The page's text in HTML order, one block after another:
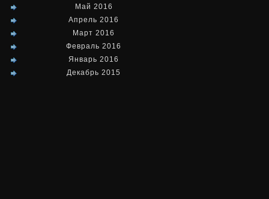
Май 2016
Апрель 2016
Март 2016
Февраль 2016
Январь 2016
Декабрь 2015